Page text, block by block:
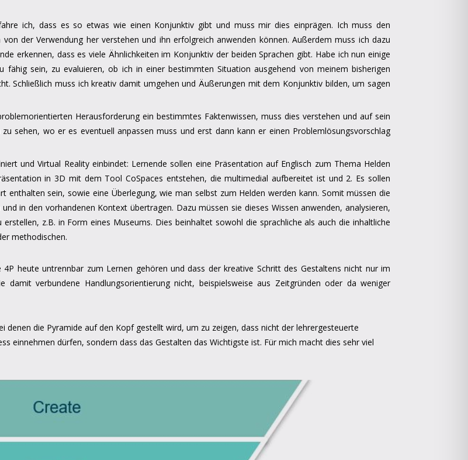
ich, dass es so etwas wie einen Konjunktiv gibt und muss mir dies einprägen. Ich muss den
der Verwendung her verstehen und ihn erfolgreich anwenden können. Außerdem muss ich dazu
erkennen, dass es viele Ähnlichkeiten im Konjunktiv der beiden Sprachen gibt. Habe ich nun einige
sein, zu evaluieren, ob ich in einer bestimmten Situation ausgehend von meinem bisherigen
Schließlich muss ich kreativ damit umgehen und Äußerungen mit dem Konjunktiv bilden, um sagen
Herausforderung ein bestimmtes Faktenwissen, muss dies verstehen und auf sein
sehen, wo er es eventuell anpassen muss und erst dann kann er einen Problemlösungsvorschlag
und Virtual Reality einbindet: Lernende sollen eine Präsentation auf Englisch zum Thema Helden
in 3D mit dem Tool CoSpaces entstehen, die multimedial aufbereitet ist und 2. Es sollen
enthalten sein, sowie eine Überlegung, wie man selbst zum Helden werden kann. Somit müssen die
in den vorhandenen Kontext übertragen. Dazu müssen sie dieses Wissen anwenden, analysieren,
z.B. in Form eines Museums. Dies beinhaltet sowohl die sprachliche als auch die inhaltliche
methodischen.
heute untrennbar zum Lernen gehören und dass der kreative Schritt des Gestaltens nicht nur im
verbundene Handlungsorientierung nicht, beispielsweise aus Zeitgründen oder da weniger
denen die Pyramide auf den Kopf gestellt wird, um zu zeigen, dass nicht der lehrergesteuerte
einnehmen dürfen, sondern dass das Gestalten das Wichtigste ist. Für mich macht dies sehr viel